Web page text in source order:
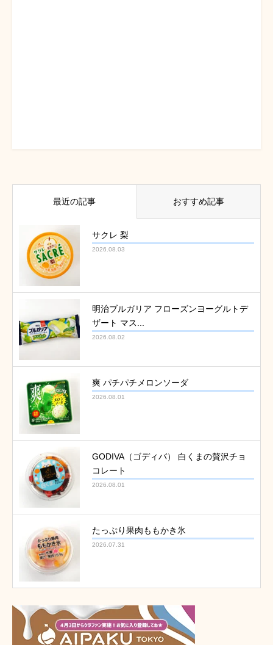
最近の記事 おすすめ記事
サクレ 梨
2026.08.03
明治ブルガリア フローズンヨーグルトデ
ザート マス...
2026.08.02
爽 パチパチメロンソーダ
2026.08.01
GODIVA（ゴディバ） 白くまの贅沢チョ
コレート
2026.08.01
たっぷり果肉ももかき氷
2026.07.31